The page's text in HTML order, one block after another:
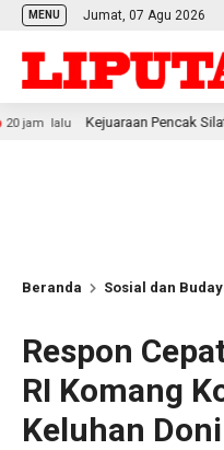
MENU Jumat, 07 Agu 2026
Kejuaraan Pencak Silat Piala
Beranda Sosial dan
Respon
RI Komang
Keluhan